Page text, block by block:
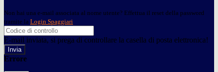
Non hai una e-mail associata al nome utente? Effettua il reset della password
tramite la Login Spaggiari
E-mail inviata, si prega di controllare la casella di posta elettronica!
Errore